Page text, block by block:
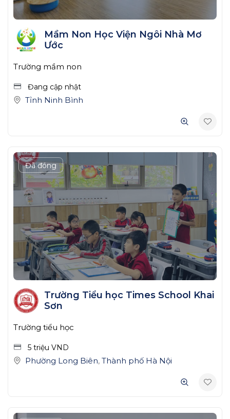
Mầm Non Học Viện Ngôi Nhà Mơ
Ước
Trường mầm non
Đang cập nhật
Tỉnh Ninh Bình
Đã đóng
Trường Tiểu học Times School Khai
Sơn
Trường tiểu học
5 triệu VND
Phường Long Biên, Thành phố Hà Nội